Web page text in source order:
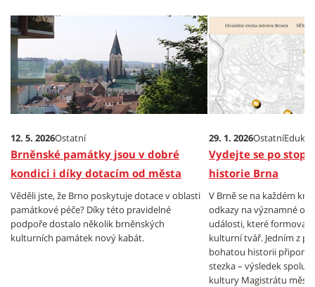
12. 5. 2026Ostatní
Brněnské památky jsou v dobré
kondici i díky dotacím od města
Věděli jste, že Brno poskytuje dotace v oblasti
památkové péče? Díky této pravidelné
podpoře dostalo několik brněnských
kulturních památek nový kabát.
29. 1. 2026Ostatní
Vydejte se po
historie Brna
V Brně se na každém
odkazy na významné
události, které
kulturní tvář. Jedním z
bohatou historii
stezka – výsledek
kultury Magistrátu